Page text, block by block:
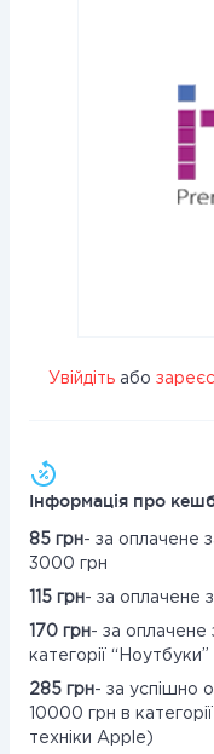
Увійдітьабо
Інформація про
85 грн- за оплачене
3000 грн
115 грн- за оплачене
170 грн- за оплачене
категорії
285 грн- за успішно
10000 грн в
техніки Apple)